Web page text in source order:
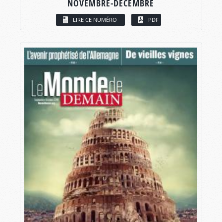
NOVEMBRE-DÉCEMBRE
LIRE CE NUMÉRO PDF